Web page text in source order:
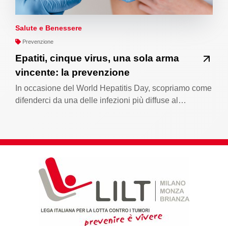
Salute e Benessere
Prevenzione
Epatiti, cinque virus, una sola arma
vincente: la prevenzione
In occasione del World Hepatitis Day, scopriamo come
difenderci da una delle infezioni più diffuse al…